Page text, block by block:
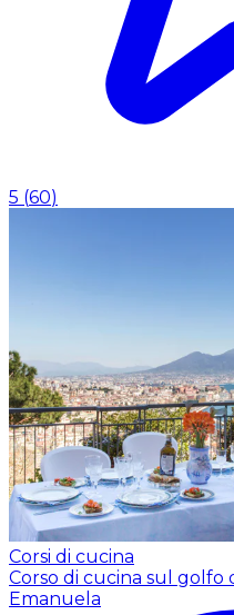
5 (60)
Corsi di cucina
Corso di cucina sul golfo
Emanuela